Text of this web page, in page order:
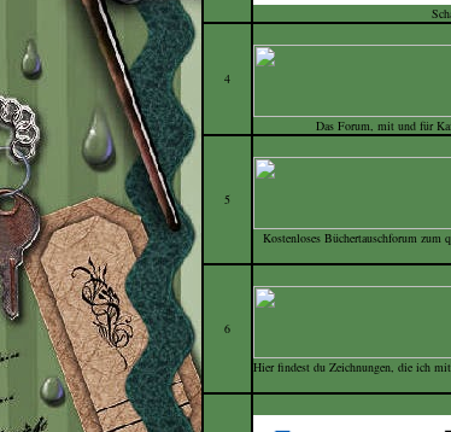
4
Das Forum, mit und für
5
Kostenloses Büchertauschforum zum
6
Hier findest du Zeichnungen, die ich